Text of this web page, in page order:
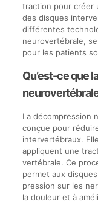
traction pour créer
des disques
différentes
neurovertébrale,
pour les patients
Qu’est-ce que
La décompression
conçue pour
intervertébraux.
appliquent une
vertébrale. Ce
permet aux
pression sur les
la douleur et à